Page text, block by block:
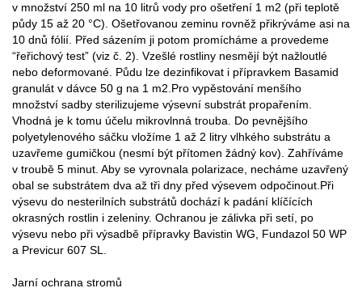
v množství 250 ml na 10 litrů vody pro ošetření 1 m2 (při teplotě
půdy 15 až 20 °C). Ošetřovanou zeminu rovněž přikrýváme asi na
10 dnů fólií. Před sázením ji potom promícháme a provedeme
“řeřichový test” (viz č. 2). Vzešlé rostliny nesmějí být nažloutlé
nebo deformované. Půdu lze dezinfikovat i přípravkem Basamid
granulát v dávce 50 g na 1 m2.Pro vypěstování menšího
množství sadby sterilizujeme výsevní substrát propařením.
Vhodná je k tomu účelu mikrovlnná trouba. Do pevnějšího
polyetylenového sáčku vložíme 1 až 2 litry vlhkého substrátu a
uzavřeme gumičkou (nesmí být přítomen žádný kov). Zahříváme
v troubě 5 minut. Aby se vyrovnala polarizace, necháme uzavřený
obal se substrátem dva až tři dny před výsevem odpočinout.Při
výsevu do nesterilních substrátů dochází k padání klíčících
okrasných rostlin i zeleniny. Ochranou je zálivka při setí, po
výsevu nebo při výsadbě přípravky Bavistin WG, Fundazol 50 WP
a Previcur 607 SL.
Jarní ochrana stromů